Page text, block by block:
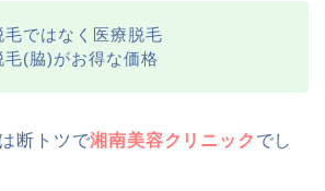
ではなく医療脱毛
(脇)がお得な価格
断トツで湘南美容クリニック でし